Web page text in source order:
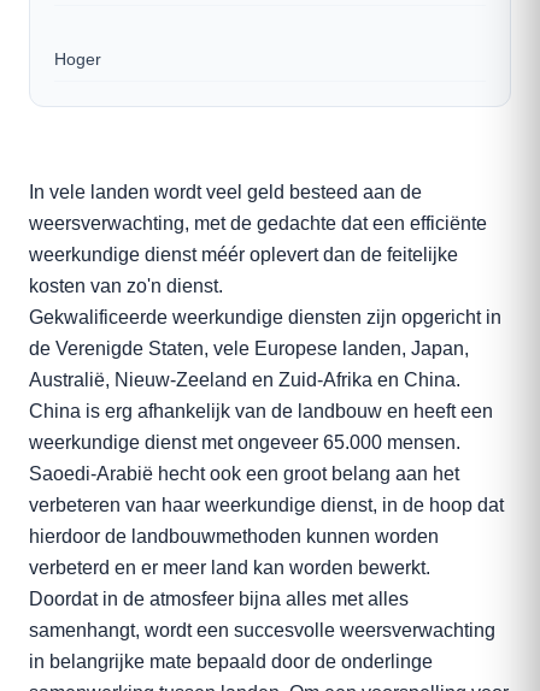
Hoger
In vele landen wordt veel geld besteed aan de
weersverwachting, met de gedachte dat een efficiënte
weerkundige dienst méér oplevert dan de feitelijke
kosten van zo'n dienst.
Gekwalificeerde weerkundige diensten zijn opgericht in
de Verenigde Staten, vele Europese landen, Japan,
Australië, Nieuw-Zeeland en Zuid-Afrika en China.
China is erg afhankelijk van de landbouw en heeft een
weerkundige dienst met ongeveer 65.000 mensen.
Saoedi-Arabië hecht ook een groot belang aan het
verbeteren van haar weerkundige dienst, in de hoop dat
hierdoor de landbouwmethoden kunnen worden
verbeterd en er meer land kan worden bewerkt.
Doordat in de atmosfeer bijna alles met alles
samenhangt, wordt een succesvolle weersverwachting
in belangrijke mate bepaald door de onderlinge